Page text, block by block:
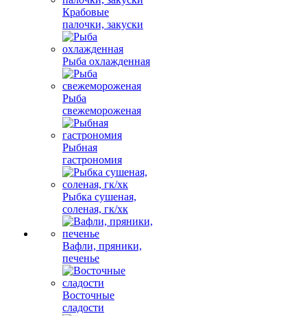
Крабовые
палочки, закуски
Рыба охлажденная
Рыба
свежемороженая
Рыбная
гастрономия
Рыбка сушеная,
соленая, гк/хк
Вафли, пряники,
печенье
Восточные
сладости